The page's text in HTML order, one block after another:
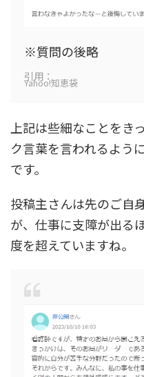
※質問の後略
引用：
Yahoo!知恵袋
上記は些細なことをき
ク言葉を言われるよう
です。
投稿主さんは先のご自
が、仕事に支障が出る
度を超えていますね。